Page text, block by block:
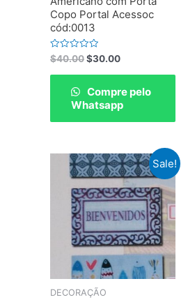
Copo Portal Acessoc
cód:0013
Rated
0
out
$40.00$30.00
Compre pelo
Whatsapp
Sale!
DECORAÇÃO